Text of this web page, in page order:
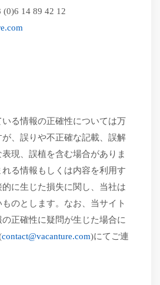
(0)6 14 89 42 12
る情報の正確性については万
、誤りや不正確な記載、誤解
現、誤植を含む場合がありま
る情報もしくは内容を利用す
に生じた損失に関し、当社は
のとします。 なお、当サイト
正確性に疑問が生じた場合に
contact@vacanture.com)にてご連